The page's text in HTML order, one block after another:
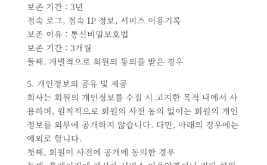
보존 기간 : 3년
접속 로그, 접속 IP 정보, 서비스 이용기록
보존 이유 : 통신비밀보호법
보존 기간 : 3개월
둘째, 개별적으로 회원의 동의를 받은 경우
5. 개인정보의 공유 및 제공
회사는 회원의 개인정보를 수집 시 고지한 목적 내에서 사
용하며, 원칙적으로 회원의 사전 동의 없이는 회원의 개인
정보를 외부에 공개하지 않습니다. 다만, 아래의 경우에는
예외로 합니다.
첫째, 회원이 사전에 공개에 동의한 경우